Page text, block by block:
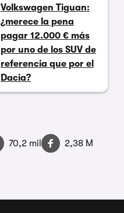
Volkswagen Tiguan:
¿merece la pena
pagar 12.000 € más
por uno de los SUV de
referencia que por el
Dacia?
70,2 mil
2,38 M